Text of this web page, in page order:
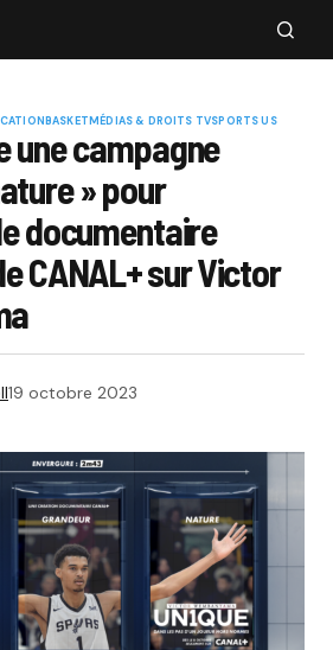
BASKETMÉDIAS & DROITS TVSPORTS US
une campagne
» pour
documentaire
CANAL+ sur Victor
19 octobre 2023